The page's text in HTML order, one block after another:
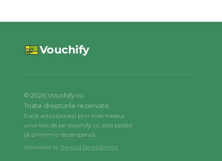
Vouchify
© 2026Vouchify.ro.
Toate drepturile rezervate.
Dacă achiziționezi prin intermediul
unui link de pe Vouchify.ro, este posibil
să primim o recompensă.
Developed by Beyond Development